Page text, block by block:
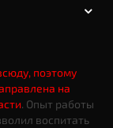
поэтому
на
. Опыт работы
воспитать